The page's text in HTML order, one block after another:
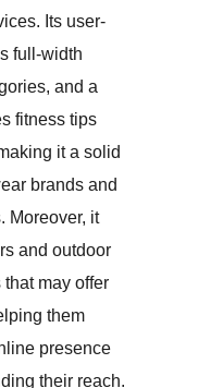
Its user-
full-width
and a
fitness tips
it a solid
brands and
Moreover, it
and outdoor
may offer
them
presence
their reach.